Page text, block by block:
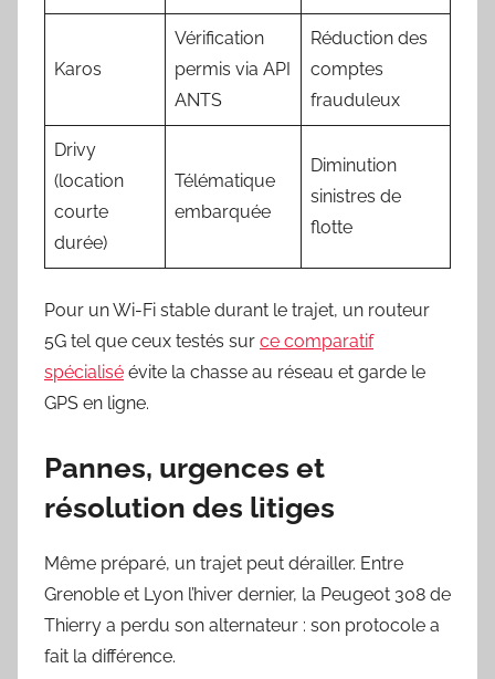
Karos
Vérification
permis via API
ANTS
Réduction des
comptes
frauduleux
Drivy
(location
courte
durée)
Télématique
embarquée
Diminution
sinistres de
flotte
Pour un Wi-Fi stable durant le trajet, un routeur
5G tel que ceux testés sur ce comparatif
spécialisé évite la chasse au réseau et garde le
GPS en ligne.
Pannes, urgences et
résolution des litiges
Même préparé, un trajet peut dérailler. Entre
Grenoble et Lyon l’hiver dernier, la Peugeot 308 de
Thierry a perdu son alternateur : son protocole a
fait la différence.